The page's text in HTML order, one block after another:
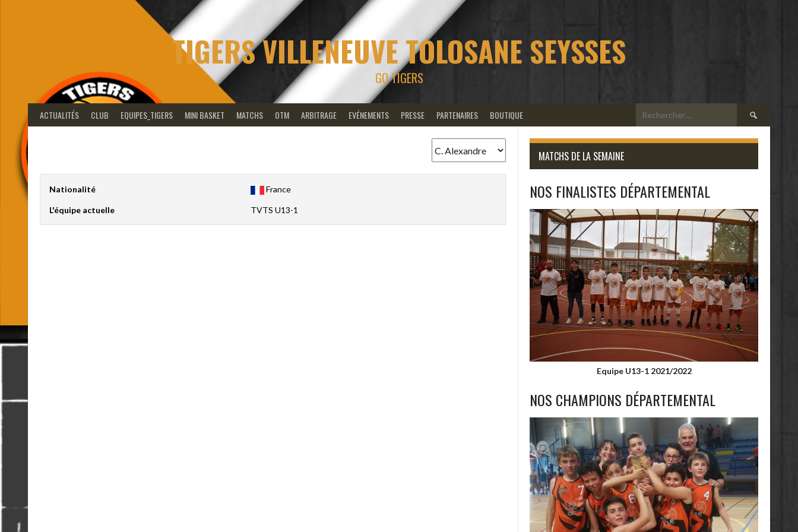
TIGERS VILLENEUVE TOLOSANE SEYSSES
GO TIGERS
ACTUALITÉS CLUB EQUIPES_TIGERS MINI BASKET MATCHS OTM ARBITRAGE EVÉNEMENTS PRESSE PARTENAIRES BOUTIQUE Rechercher :
Nationalité France
L'équipe actuelle TVTS U13-1
MATCHS DE LA SEMAINE
NOS FINALISTES DÉPARTEMENTAL
Equipe U13-1 2021/2022
NOS CHAMPIONS DÉPARTEMENTAL